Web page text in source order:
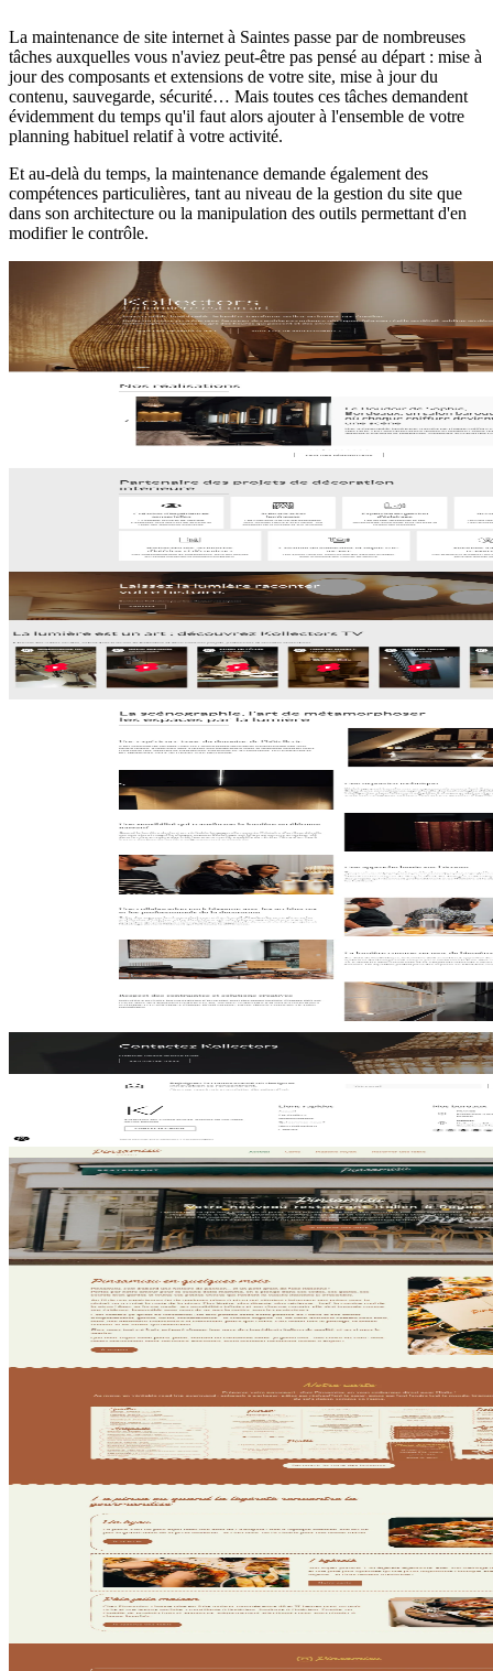
La maintenance de site internet à Saintes passe par de nombreuses
tâches auxquelles vous n'aviez peut-être pas pensé au départ : mise à
jour des composants et extensions de votre site, mise à jour du
contenu, sauvegarde, sécurité… Mais toutes ces tâches demandent
évidemment du temps qu'il faut alors ajouter à l'ensemble de votre
planning habituel relatif à votre activité.
Et au-delà du temps, la maintenance demande également des
compétences particulières, tant au niveau de la gestion du site que
dans son architecture ou la manipulation des outils permettant d'en
modifier le contrôle.